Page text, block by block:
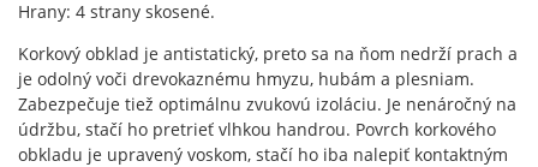
Hrany: 4 strany skosené.
Korkový obklad je antistatický, preto sa na ňom nedrží prach a
je odolný voči drevokaznému hmyzu, hubám a plesniam.
Zabezpečuje tiež optimálnu zvukovú izoláciu. Je nenáročný na
údržbu, stačí ho pretrieť vlhkou handrou. Povrch korkového
obkladu je upravený voskom, stačí ho iba nalepiť kontaktným